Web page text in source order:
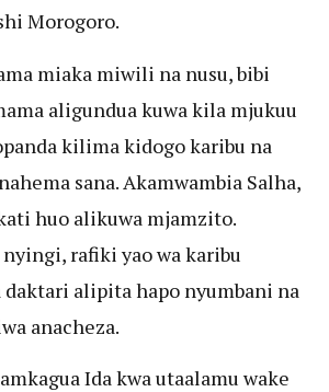
Morogoro.
miaka miwili na nusu, bibi
aligundua kuwa kila mjukuu
kilima kidogo karibu na
sana. Akamwambia Salha,
huo alikuwa mjamzito.
rafiki yao wa karibu
daktari alipita hapo nyumbani na
anacheza.
Ida kwa utaalamu wake